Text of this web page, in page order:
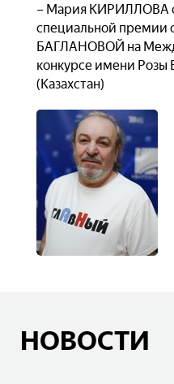
– Мария КИРИЛЛОВА
специальной премии
БАГЛАНОВОЙ на
конкурсе имени
(Казахстан)
НОВОСТИ